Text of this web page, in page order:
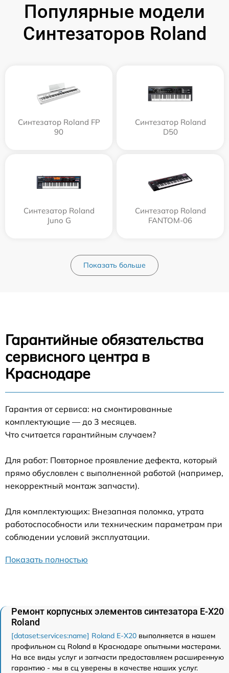
Популярные модели
Синтезаторов Roland
Синтезатор Roland FP
90
Синтезатор Roland
D50
Синтезатор Roland
Juno G
Синтезатор Roland
FANTOM-06
Показать больше
Гарантийные обязательства
сервисного центра в
Краснодаре
Гарантия от сервиса: на смонтированные
комплектующие — до 3 месяцев.
Что считается гарантийным случаем?
Для работ: Повторное проявление дефекта, который
прямо обусловлен с выполненной работой (например,
некорректный монтаж запчасти).
Для комплектующих: Внезапная поломка, утрата
работоспособности или техническим параметрам при
соблюдении условий эксплуатации.
Показать полностью
Ремонт корпусных элементов синтезатора E-X20
Roland
[dataset:services:name] Roland E-X20 выполняется в нашем
профильном сц Roland в Краснодаре опытными мастерами.
На все виды услуг и запчасти предоставляем расширенную
гарантию - мы в сц уверены в качестве наших услуг.